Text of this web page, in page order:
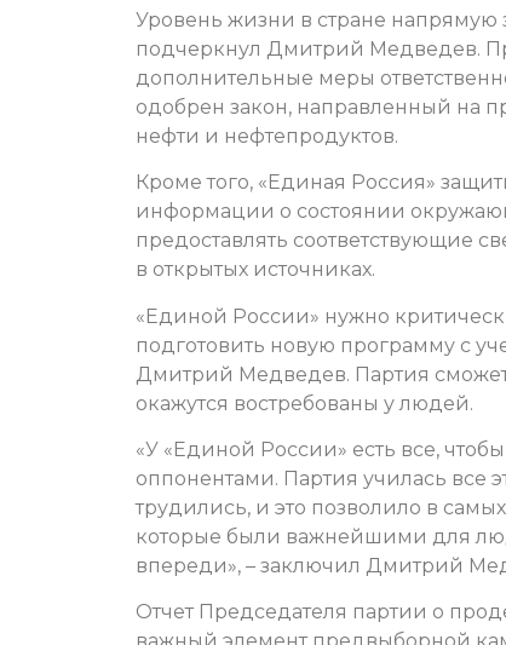
Уровень жизни в стране напрямую
подчеркнул Дмитрий Медведев.
дополнительные меры
одобрен закон, направленный на
нефти и нефтепродуктов.
Кроме того, «Единая Россия»
информации о состоянии
предоставлять соответствующие
в открытых источниках.
«Единой России» нужно
подготовить новую программу с
Дмитрий Медведев. Партия
окажутся востребованы у людей.
«У «Единой России» есть все,
оппонентами. Партия училась все
трудились, и это позволило в
которые были важнейшими для
впереди», – заключил Дмитрий
Отчет Председателя партии о